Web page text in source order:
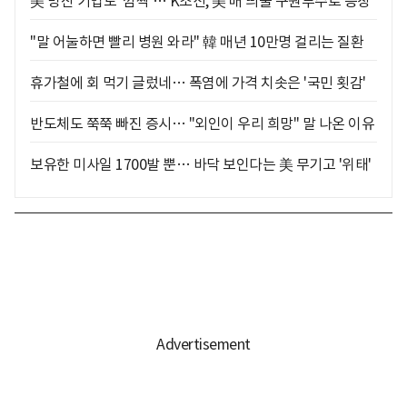
"말 어눌하면 빨리 병원 와라" 韓 매년 10만명 걸리는 질환
휴가철에 회 먹기 글렀네… 폭염에 가격 치솟은 '국민 횟감'
반도체도 쭉쭉 빠진 증시… "외인이 우리 희망" 말 나온 이유
보유한 미사일 1700발 뿐… 바닥 보인다는 美 무기고 '위태'